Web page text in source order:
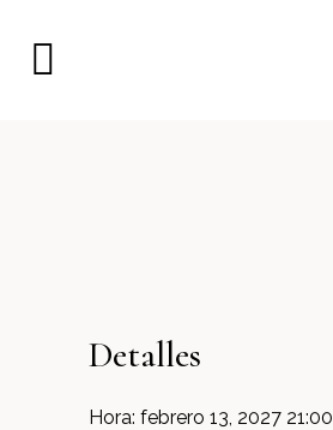
Detalles
Hora: febrero 13, 2027 21:00